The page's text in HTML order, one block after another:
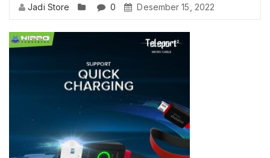
Jadi Store 0 Desember 15, 2022